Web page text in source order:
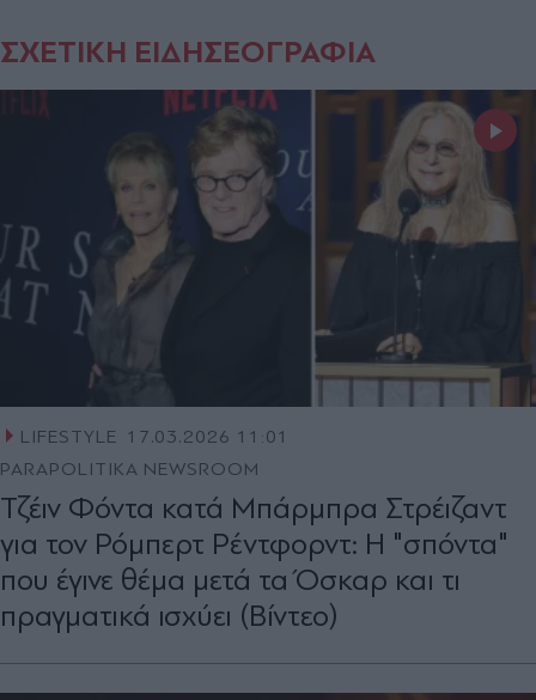
ΣΧΕΤΙΚΗ ΕΙΔΗΣΕΟΓΡΑΦΙΑ
LIFESTYLE 17.03.2026 11:01
PARAPOLITIKA NEWSROOM
Τζέιν Φόντα κατά Μπάρμπρα Στρέιζαντ
για τον Ρόμπερτ Ρέντφορντ: Η "σπόντα"
που έγινε θέμα μετά τα Όσκαρ και τι
πραγματικά ισχύει (Βίντεο)